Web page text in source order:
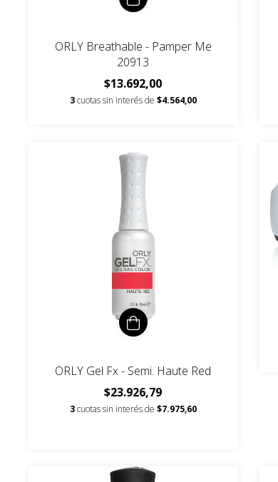
ORLY Breathable - Pamper Me
20913
$13.692,00
3cuotas sin interés de $4.564,00
ORLY Gel Fx - Semi. Haute Red
$23.926,79
3cuotas sin interés de $7.975,60